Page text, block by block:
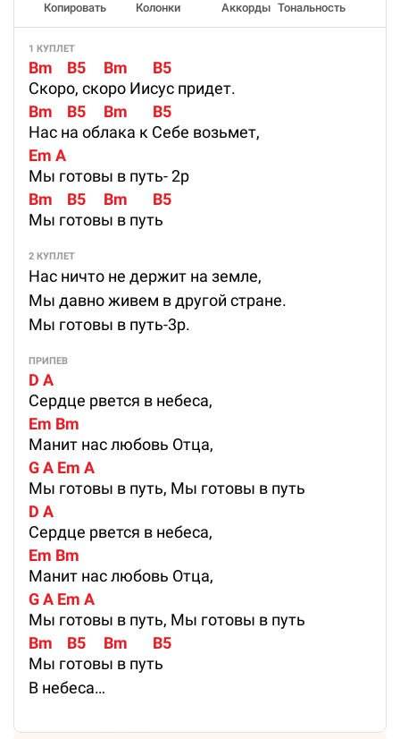
Копировать Колонки Аккорды Тональность
1 КУПЛЕТ
Bm    B5     Bm       B5
Скоро, скоро Иисус придет.
Bm    B5     Bm       B5
Нас на облака к Себе возьмет,
Em A
Мы готовы в путь- 2р
Bm    B5     Bm       B5
Мы готовы в путь
2 КУПЛЕТ
Нас ничто не держит на земле,
Мы давно живем в другой стране.
Мы готовы в путь-3р.
ПРИПЕВ
D A
Сердце рвется в небеса,
Em Bm
Манит нас любовь Отца,
G A Em A
Мы готовы в путь, Мы готовы в путь
D A
Сердце рвется в небеса,
Em Bm
Манит нас любовь Отца,
G A Em A
Мы готовы в путь, Мы готовы в путь
Bm    B5     Bm       B5
Мы готовы в путь
В небеса…